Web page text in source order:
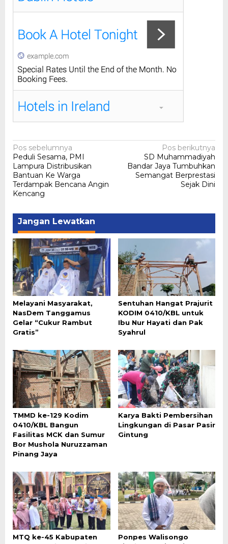
Navigasi
pos
Pos sebelumnya
Peduli Sesama, PMI
Lampura Distribusikan
Bantuan Ke Warga
Terdampak Bencana Angin
Kencang
Pos berikutnya
SD Muhammadiyah
Bandar Jaya Tumbuhkan
Semangat Berprestasi
Sejak Dini
Jangan Lewatkan
Melayani Masyarakat,
NasDem Tanggamus
Gelar “Cukur Rambut
Gratis”
Sentuhan Hangat Prajurit
KODIM 0410/KBL untuk
Ibu Nur Hayati dan Pak
Syahrul
TMMD ke-129 Kodim
0410/KBL Bangun
Fasilitas MCK dan Sumur
Bor Mushola Nuruzzaman
Pinang Jaya
Karya Bakti Pembersihan
Lingkungan di Pasar Pasir
Gintung
MTQ ke-45 Kabupaten
Ponpes Walisongo